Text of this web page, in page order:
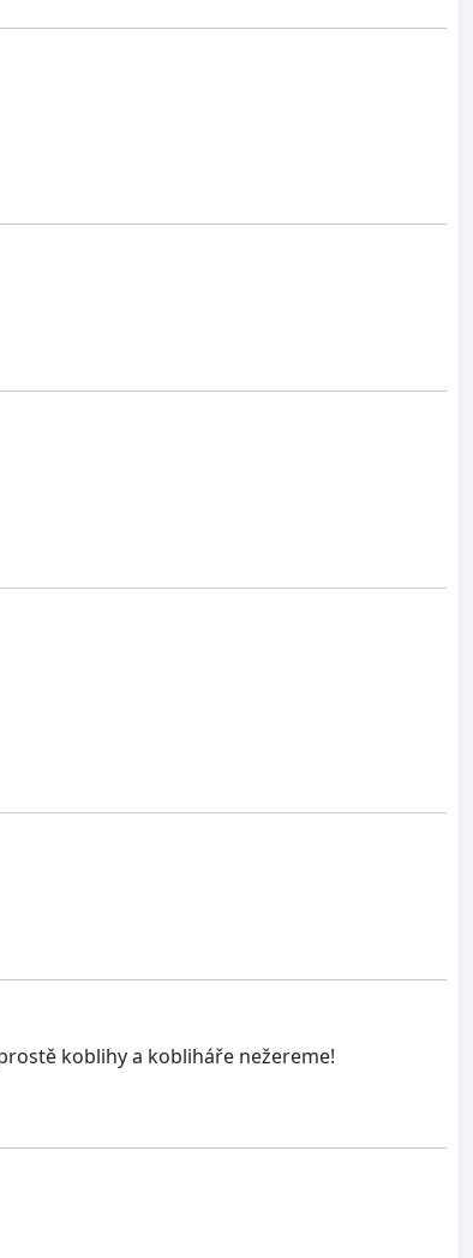
koblihy a kobliháře nežereme!